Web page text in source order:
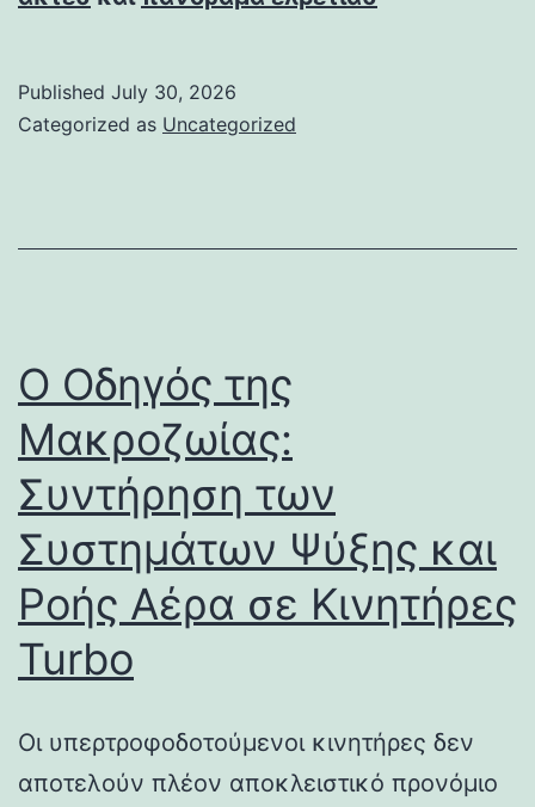
Published July 30, 2026
Categorized as Uncategorized
Ο Οδηγός της
Μακροζωίας:
Συντήρηση των
Συστημάτων Ψύξης και
Ροής Αέρα σε Κινητήρες
Turbo
Οι υπερτροφοδοτούμενοι κινητήρες δεν
αποτελούν πλέον αποκλειστικό προνόμιο